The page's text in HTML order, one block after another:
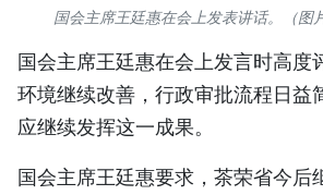
多功能媒体
图表新闻
图库
国会主席王廷惠在会上发表讲话。（图
国会主席王廷惠在会上发言时高度
环境继续改善，行政审批流程日益
应继续发挥这一成果。
国会主席王廷惠要求，茶荣省今后